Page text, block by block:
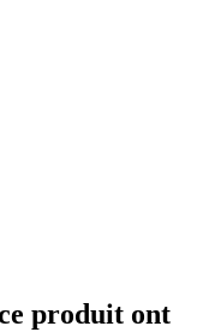
produit ont